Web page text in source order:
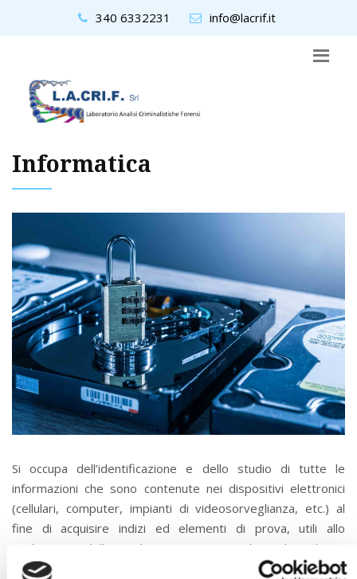
340 6332231 info@lacrif.it
Informatica
Si occupa dell’identificazione e dello studio di tutte le
informazioni che sono contenute nei dispositivi elettronici
(cellulari, computer, impianti di videosorveglianza, etc.) al
fine di acquisire indizi ed elementi di prova, utili allo
svolgimento dell’attività investigativa. L’utilizzo di evidenze
informatiche è consentito sia nei processi civili sia in quelli